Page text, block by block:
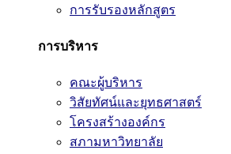
การรับรองหลักสูตร
การบริหาร
คณะผู้บริหาร
วิสัยทัศน์และยุทธศาสตร์
โครงสร้างองค์กร
สภามหาวิทยาลัย